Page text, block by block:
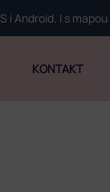
i Android. I s
KONTAKT